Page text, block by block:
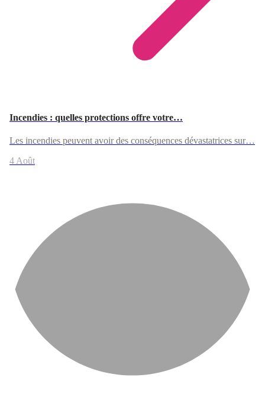
Incendies : quelles protections offre votre…
Les incendies peuvent avoir des conséquences dévastatrices sur…
4 Août